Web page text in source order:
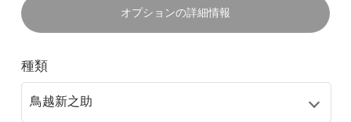
オプションの詳細情報
種類